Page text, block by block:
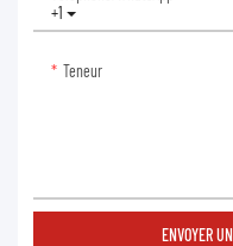
+1
Teneur
ENVOYER